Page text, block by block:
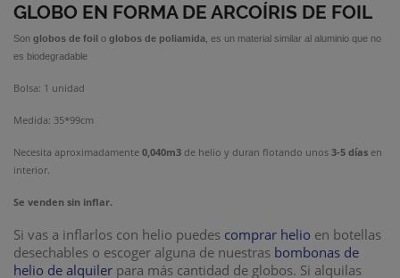
GLOBO EN FORMA DE ARCOÍRIS DE FOIL
Son globos de foil o globos de poliamida , es un material similar al aluminio que no
es biodegradable
Bolsa: 1 unidad
Medida: 35*99cm
Necesita aproximadamente 0,040m3 de helio y duran flotando unos 3-5 días en
interior.
Se venden sin inflar.
Si vas a inflarlos con helio puedes comprar helio en botellas
desechables o escoger alguna de nuestras bombonas de
helio de alquiler para más cantidad de globos. Si alquilas